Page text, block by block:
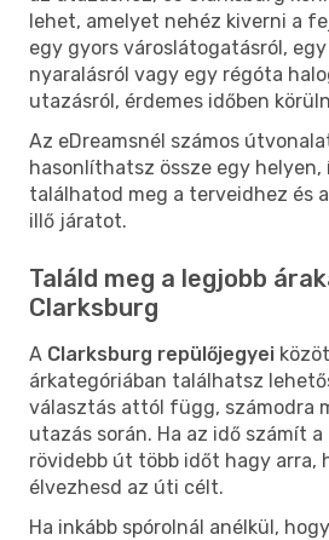
lehet, amelyet nehéz kiverni a
egy gyors városlátogatásról,
nyaralásról vagy egy régóta
utazásról, érdemes időben
Az eDreamsnél számos
hasonlíthatsz össze egy helyen,
találhatod meg a terveidhez és
illő járatot.
Találd meg a legjobb
Clarksburg
A Clarksburg repülőjegyei
árkategóriában találhatsz
választás attól függ, számodra
utazás során. Ha az idő számít
rövidebb út több időt hagy arra,
élvezhesd az úti célt.
Ha inkább spórolnál anélkül,